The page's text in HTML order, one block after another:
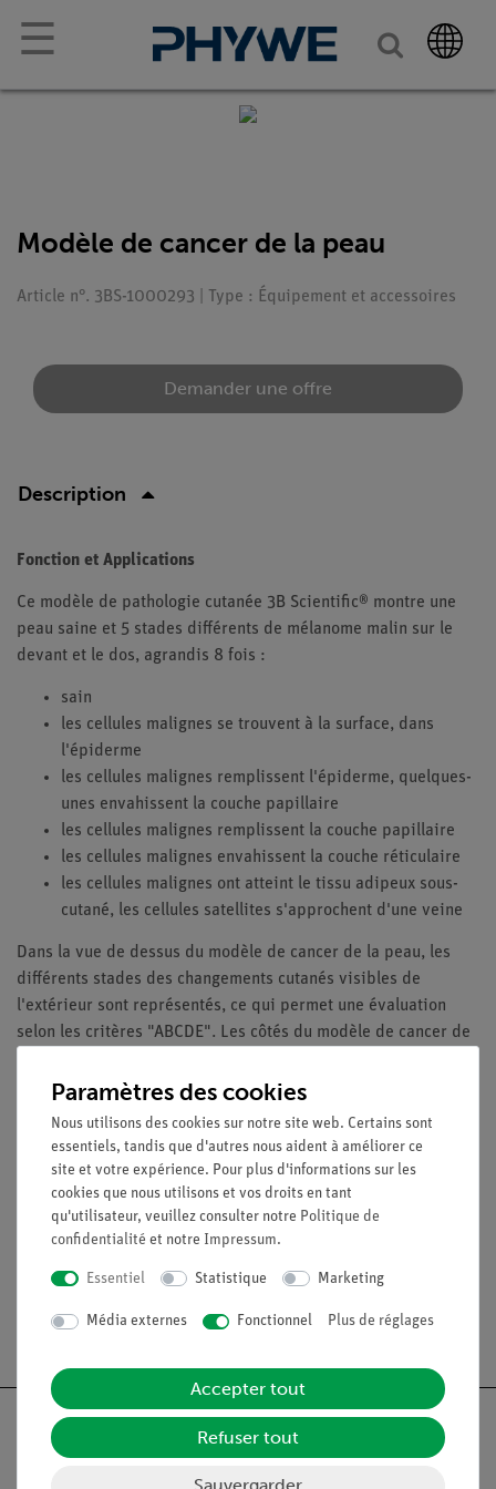
☰
Modèle de cancer de la peau
Article n°. 3BS-1000293 | Type : Équipement et accessoires
Demander une offre
Description
Fonction et Applications
Ce modèle de pathologie cutanée 3B Scientific® montre une
peau saine et 5 stades différents de mélanome malin sur le
devant et le dos, agrandis 8 fois :
sain
les cellules malignes se trouvent à la surface, dans
l'épiderme
les cellules malignes remplissent l'épiderme, quelques-
unes envahissent la couche papillaire
les cellules malignes remplissent la couche papillaire
les cellules malignes envahissent la couche réticulaire
les cellules malignes ont atteint le tissu adipeux sous-
cutané, les cellules satellites s'approchent d'une veine
Dans la vue de dessus du modèle de cancer de la peau, les
différents stades des changements cutanés visibles de
l'extérieur sont représentés, ce qui permet une évaluation
selon les critères "ABCDE". Les côtés du modèle de cancer de
couches de la peau selon Clark (I-V) et l'épaisseur de la
tumeur selon Breslow (en mm). 5 illustrations originales en
couleur sur la base du modèle de cancer de la peau montrent
différents types de mélanomes malins. Le modèle de cancer
de la peau est monté sur une base et constitue un excellent
outil pour illustrer cette pathologie cutanée
Livraison gratuite à partir de 300,- €.
Paramètres des cookies
Nous utilisons des cookies sur notre site web. Certains sont
essentiels, tandis que d'autres nous aident à améliorer ce
site et votre expérience. Pour plus d'informations sur les
cookies que nous utilisons et vos droits en tant
qu'utilisateur, veuillez consulter notre Politique de
confidentialité et notre Impressum.
Essentiel Statistique Marketing
Média externes Fonctionnel Plus de réglages
Accepter tout
Refuser tout
Sauvergarder